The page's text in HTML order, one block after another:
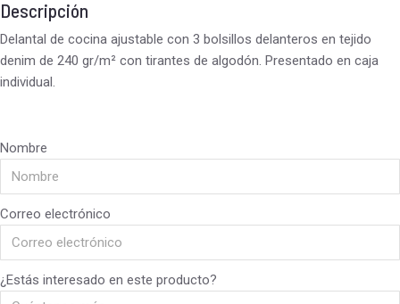
Descripción
Delantal de cocina ajustable con 3 bolsillos delanteros en tejido
denim de 240 gr/m² con tirantes de algodón. Presentado en caja
individual.
Nombre
Correo electrónico
¿Estás interesado en este producto?